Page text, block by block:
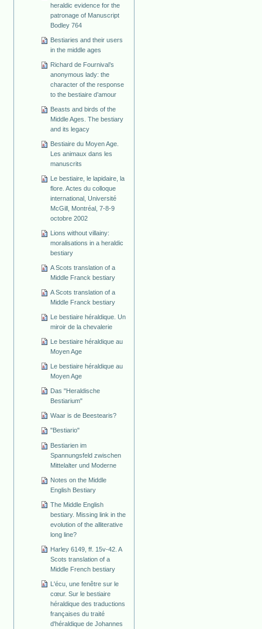
heraldic evidence for the
patronage of Manuscript
Bodley 764
Bestiaries and their users
in the middle ages
Richard de Fournival’s
anonymous lady: the
character of the response
to the bestiaire d’amour
Beasts and birds of the
Middle Ages. The bestiary
and its legacy
Bestiaire du Moyen Age.
Les animaux dans les
manuscrits
Le bestiaire, le lapidaire, la
flore. Actes du colloque
international, Université
McGill, Montréal, 7-8-9
octobre 2002
Lions without villainy:
moralisations in a heraldic
bestiary
A Scots translation of a
Middle Franck bestiary
A Scots translation of a
Middle Franck bestiary
Le bestiaire héraldique. Un
miroir de la chevalerie
Le bestiaire héraldique au
Moyen Age
Le bestiaire héraldique au
Moyen Age
Das "Heraldische
Bestiarium"
Waar is de Beestearis?
"Bestiario"
Bestiarien im
Spannungsfeld zwischen
Mittelalter und Moderne
Notes on the Middle
English Bestiary
The Middle English
bestiary. Missing link in the
evolution of the alliterative
long line?
Harley 6149, ff. 15v-42. A
Scots translation of a
Middle French bestiary
L'écu, une fenêtre sur le
cœur. Sur le bestiaire
héraldique des traductions
françaises du traité
d'héraldique de Johannes